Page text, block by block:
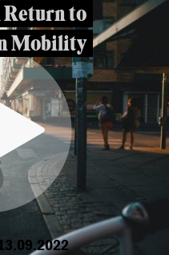
Return to
Mobility
13.09.2022